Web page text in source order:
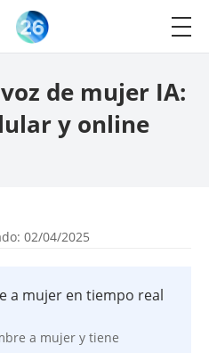
de mujer IA:
y online
02/04/2025
a mujer en tiempo real
a mujer y tiene